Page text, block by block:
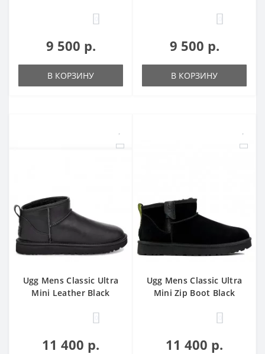
9 500 р.
В КОРЗИНУ
9 500 р.
В КОРЗИНУ
Ugg Mens Classic Ultra
Mini Leather Black
11 400 р.
Ugg Mens Classic Ultra
Mini Zip Boot Black
11 400 р.